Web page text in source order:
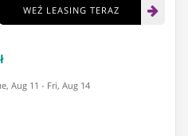
WEŹ LEASING TERAZ
Aug 11 - Fri, Aug 14